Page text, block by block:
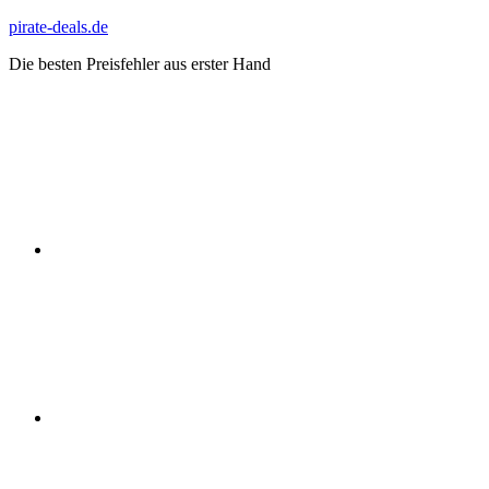
Zum
springen
pirate-deals.de
Die besten Preisfehler aus erster Hand